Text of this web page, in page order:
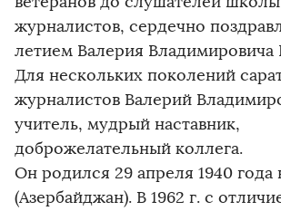
журналистов, сердечно
летием Валерия Владимировича
Для нескольких поколений
журналистов Валерий
учитель, мудрый наставник,
доброжелательный коллега.
Он родился 29 апреля 1940 года
(Азербайджан). В 1962 г. с